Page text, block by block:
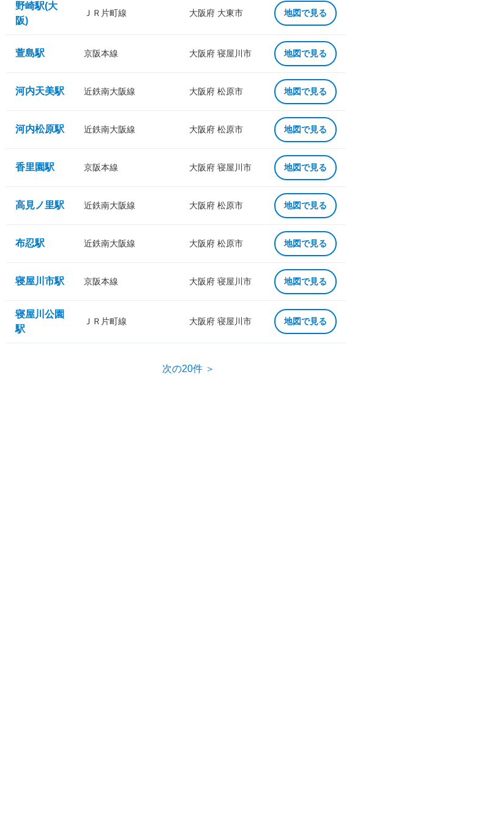
野崎駅(大
阪)
ＪＲ片町線 大阪府 大東市 地図で見る
萱島駅 京阪本線 大阪府 寝屋川市 地図で見る
河内天美駅 近鉄南大阪線 大阪府 松原市 地図で見る
河内松原駅 近鉄南大阪線 大阪府 松原市 地図で見る
香里園駅 京阪本線 大阪府 寝屋川市 地図で見る
高見ノ里駅 近鉄南大阪線 大阪府 松原市 地図で見る
布忍駅 近鉄南大阪線 大阪府 松原市 地図で見る
寝屋川市駅 京阪本線 大阪府 寝屋川市 地図で見る
寝屋川公園
駅
ＪＲ片町線 大阪府 寝屋川市 地図で見る
次の20件 ＞